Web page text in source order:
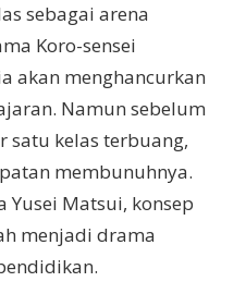
sebagai arena
Koro-sensei
akan menghancurkan
Namun sebelum
satu kelas terbuang,
membunuhnya.
Yusei Matsui, konsep
menjadi drama